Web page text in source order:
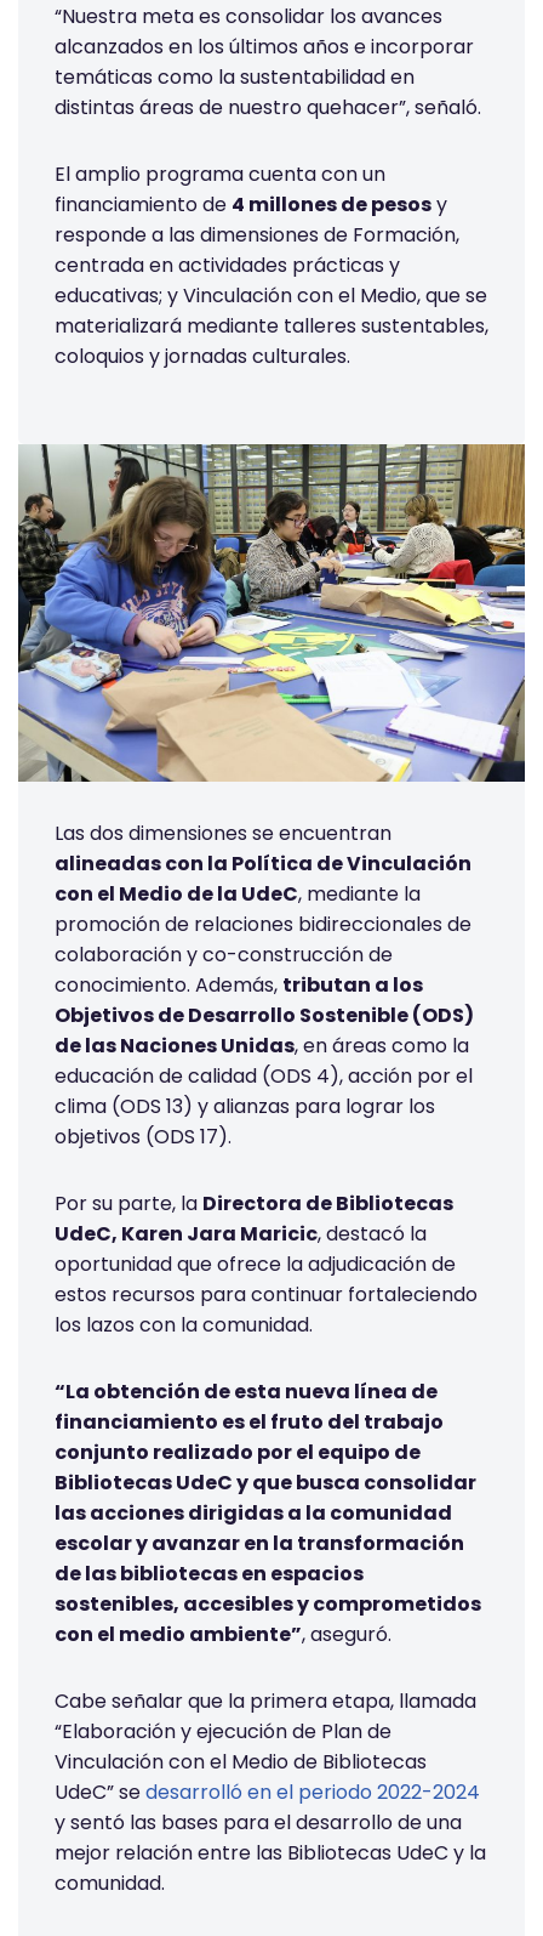
“Nuestra meta es consolidar los avances
alcanzados en los últimos años e incorporar
temáticas como la sustentabilidad en
distintas áreas de nuestro quehacer”, señaló.
El amplio programa cuenta con un
financiamiento de 4 millones de pesosy
responde a las dimensiones de Formación,
centrada en actividades prácticas y
educativas; y Vinculación con el Medio, que se
materializará mediante talleres sustentables,
coloquios y jornadas culturales.
Las dos dimensiones se encuentran
alineadas con la Política de Vinculación
con el Medio de la UdeC, mediante la
promoción de relaciones bidireccionales de
colaboración y co-construcción de
conocimiento. Además, tributan a los
Objetivos de Desarrollo Sostenible (ODS)
de las Naciones Unidas, en áreas como la
educación de calidad (ODS 4), acción por el
clima (ODS 13) y alianzas para lograr los
objetivos (ODS 17).
Por su parte, la Directora de Bibliotecas
UdeC, Karen Jara Maricic, destacó la
oportunidad que ofrece la adjudicación de
estos recursos para continuar fortaleciendo
los lazos con la comunidad.
“La obtención de esta nueva línea de
financiamiento es el fruto del trabajo
conjunto realizado por el equipo de
Bibliotecas UdeC y que busca consolidar
las acciones dirigidas a la comunidad
escolar y avanzar en la transformación
de las bibliotecas en espacios
sostenibles, accesibles y comprometidos
con el medio ambiente”, aseguró.
Cabe señalar que la primera etapa, llamada
“Elaboración y ejecución de Plan de
Vinculación con el Medio de Bibliotecas
UdeC” sedesarrolló en el periodo 2022-2024
y sentó las bases para el desarrollo de una
mejor relación entre las Bibliotecas UdeC y la
comunidad.